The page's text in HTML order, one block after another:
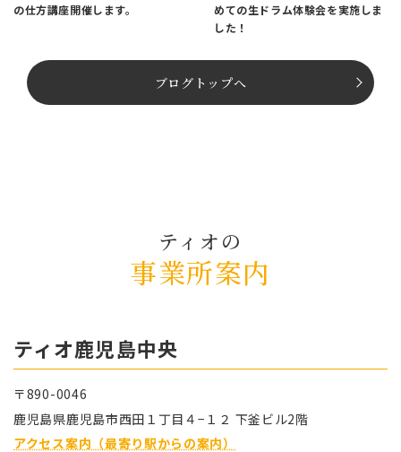
の仕方講座開催します。
めての生ドラム体験会を実施しま
した！
ブログトップへ
ティオの
事業所案内
ティオ⿅児島中央
〒890-0046
⿅児島県⿅児島市⻄⽥１丁⽬４−１２ 下釜ビル2階
アクセス案内（最寄り駅からの案内）